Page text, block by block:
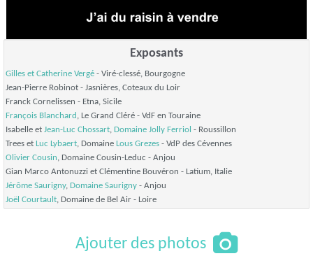
Exposants
Gilles et Catherine Vergé - Viré-clessé, Bourgogne
Jean-Pierre Robinot - Jasnières, Coteaux du Loir
Franck Cornelissen - Etna, Sicile
François Blanchard , Le Grand Cléré - VdF en Touraine
Isabelle et Jean-Luc Chossart, Domaine Jolly Ferriol - Roussillon
Trees et Luc Lybaert, Domaine Lous Grezes - VdP des Cévennes
Olivier Cousin, Domaine Cousin-Leduc - Anjou
Gian Marco Antonuzzi et Clémentine Bouvéron - Latium, Italie
Jérôme Saurigny, Domaine Saurigny - Anjou
Joël Courtault, Domaine de Bel Air - Loire
Ajouter des photos